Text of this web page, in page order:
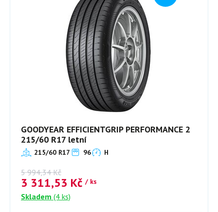
GOODYEAR EFFICIENTGRIP PERFORMANCE 2
215/60 R17 letní
215/60 R17 96 H
5 994,34 Kč
3 311,53 Kč / ks
Skladem (4 ks)